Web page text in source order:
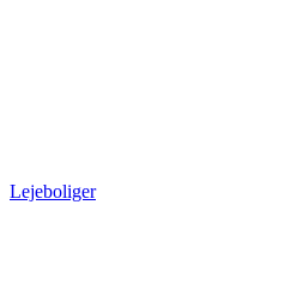
Lejeboliger